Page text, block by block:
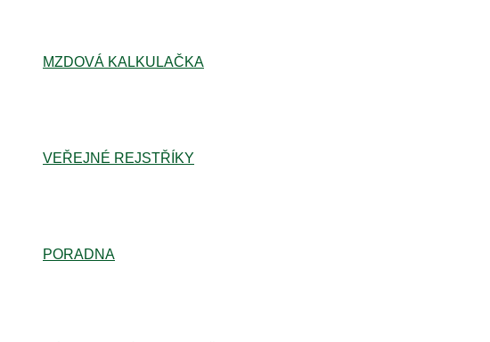
MZDOVÁ KALKULAČKA
VEŘEJNÉ REJSTŘÍKY
PORADNA